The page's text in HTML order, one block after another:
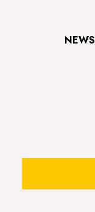
NEWS